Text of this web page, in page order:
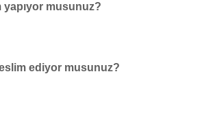
yapıyor musunuz?
ediyor musunuz?